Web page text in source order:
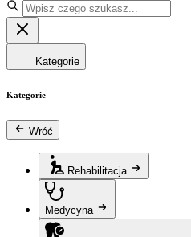
Kategorie
Kategorie
Wróć
Rehabilitacja
Medycyna